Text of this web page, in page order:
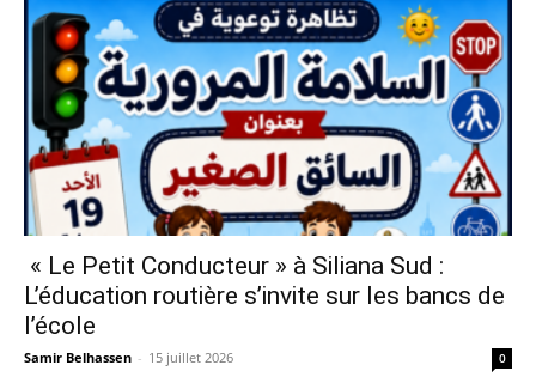
« Le Petit Conducteur » à Siliana Sud :
L’éducation routière s’invite sur les bancs de
l’école
Samir Belhassen - 15 juillet 2026 0